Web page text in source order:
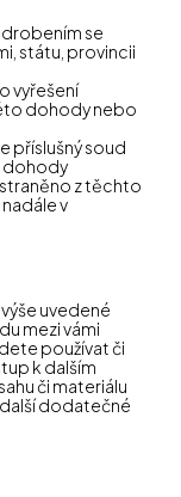
se
státu, provincii
vyřešení
dohody nebo
příslušný soud
dohody
z těchto
v
uvedené
mezi vámi
používat či
k dalším
či materiálu
další dodatečné